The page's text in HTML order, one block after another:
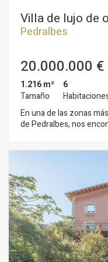
Villa de lujo de
Pedralbes
20.000.000 €
1.216 m²
Tamaño
6
En una de las zonas
de Pedralbes, nos
ciudad de Barcelona,
sus más de 2.000 m2
diseño respiran de
con los materiales de
revestimientos e instalaciones. Calefacción
mediante aerotermia,
de imágenes de última
armarios en
muestra del detalle en
casa se distribuye en 5